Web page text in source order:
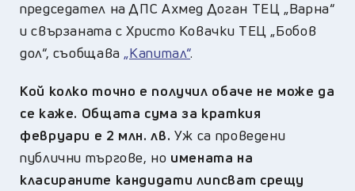
председател на ДПС Ахмед Доган ТЕЦ „Варна“
и свързаната с Христо Ковачки ТЕЦ „Бобов
дол“, съобщава „Капитал“.
Кой колко точно е получил обаче не може да
се каже. Общата сума за краткия
февруари е 2 млн. лв. Уж са проведени
публични търгове, но имената на
класираните кандидати липсват срещу